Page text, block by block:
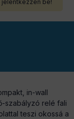
jelentkezzen be!
in-wall
szabályzó relé fali
teszi okossá a